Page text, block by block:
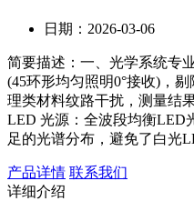
日期：2026-03-06
简要描述： 一、光学系统专
(45环形均匀照明0°接收)，
理类材料纹路干扰，测量结
LED 光源：全波段均衡LED
足的光谱分布，避免了白光
产品详情 联系我们
详细介绍